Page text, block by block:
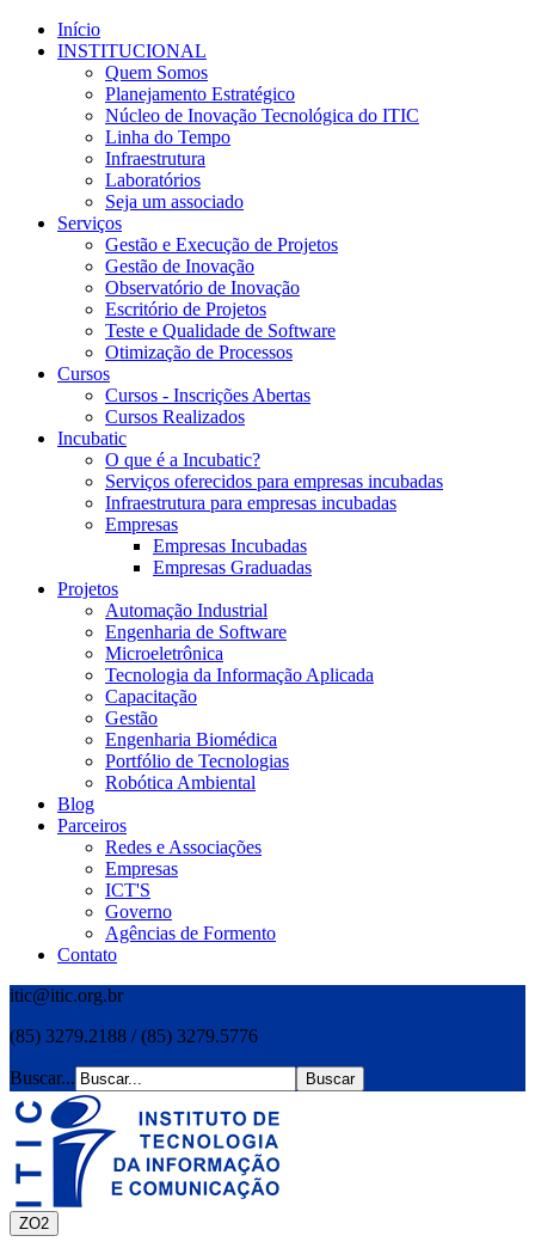
Início
INSTITUCIONAL
Quem Somos
Planejamento Estratégico
Núcleo de Inovação Tecnológica do ITIC
Linha do Tempo
Infraestrutura
Laboratórios
Seja um associado
Serviços
Gestão e Execução de Projetos
Gestão de Inovação
Observatório de Inovação
Escritório de Projetos
Teste e Qualidade de Software
Otimização de Processos
Cursos
Cursos - Inscrições Abertas
Cursos Realizados
Incubatic
O que é a Incubatic?
Serviços oferecidos para empresas incubadas
Infraestrutura para empresas incubadas
Empresas
Empresas Incubadas
Empresas Graduadas
Projetos
Automação Industrial
Engenharia de Software
Microeletrônica
Tecnologia da Informação Aplicada
Capacitação
Gestão
Engenharia Biomédica
Portfólio de Tecnologias
Robótica Ambiental
Blog
Parceiros
Redes e Associações
Empresas
ICT'S
Governo
Agências de Formento
Contato
itic@itic.org.br
(85) 3279.2188 / (85) 3279.5776
Buscar...
ZO2